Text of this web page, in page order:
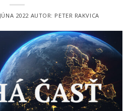
2022AUTOR: PETER RAKVICA